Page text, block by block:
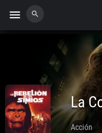
menu search
Acción